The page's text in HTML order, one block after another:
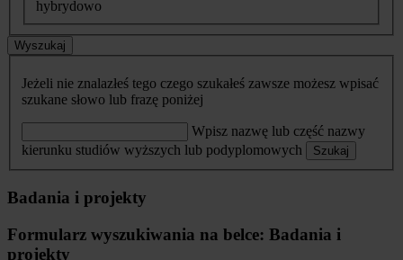
hybrydowo
Wyszukaj
Jeżeli nie znalazłeś tego czego szukałeś zawsze możesz wpisać
szukane słowo lub frazę poniżej
Wpisz nazwę lub część nazwy
kierunku studiów wyższych lub podyplomowych
Szukaj
Badania i projekty
Formularz wyszukiwania na belce: Badania i
projekty